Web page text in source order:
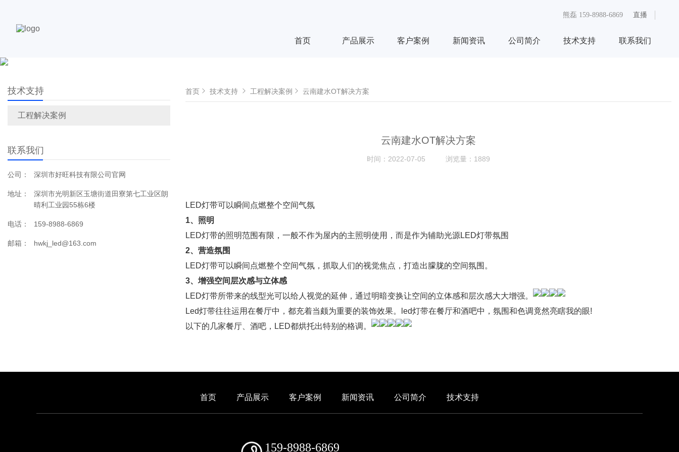
熊磊 159-8988-6869 直播
首页 产品展示 客户案例 新闻资讯 公司简介 技术支持 联系我们
技术支持
工程解决案例
联系我们
公司： 深圳市好旺科技有限公司官网
地址：
深圳市光明新区玉塘街道田寮第七工业区朗
晴利工业园55栋6楼
电话： 159-8988-6869
邮箱： hwkj_led@163.com
首页 技术支持 工程解决案例 云南建水OT解决方案
云南建水OT解决方案
时间： 2022-07-05 浏览量： 1889
LED灯带可以瞬间点燃整个空间气氛
1、照明
LED灯带的照明范围有限，一般不作为屋内的主照明使用，而是作为辅助光源LED灯带氛围
2、营造氛围
LED灯带可以瞬间点燃整个空间气氛，抓取人们的视觉焦点，打造出朦胧的空间氛围。
3、增强空间层次感与立体感
LED灯带所带来的线型光可以给人视觉的延伸，通过明暗变换让空间的立体感和层次感大大增强。
Led灯带往往运用在餐厅中，都充着当颇为重要的装饰效果。led灯带在餐厅和酒吧中，氛围和色调竟然亮瞎我的眼!
以下的几家餐厅、酒吧，LED都烘托出特别的格调。
首页 产品展示 客户案例 新闻资讯 公司简介 技术支持
159-8988-6869